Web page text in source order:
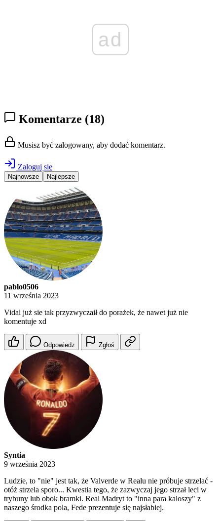
ad
Komentarze (18)
Musisz być zalogowany, aby dodać komentarz.
Zaloguj się
Najnowsze Najlepsze
pablo0506
11 września 2023
Vidal już sie tak przyzwyczaił do porażek, że nawet już nie
komentuje xd
Odpowiedz Zgłoś
Syntia
9 września 2023
Ludzie, to "nie" jest tak, że Valverde w Realu nie próbuje strzelać -
otóż strzela sporo... Kwestia tego, że zazwyczaj jego strzał leci w
trybuny lub obok bramki. Real Madryt to "inna para kaloszy" z
naszego środka pola, Fede prezentuje się najsłabiej.